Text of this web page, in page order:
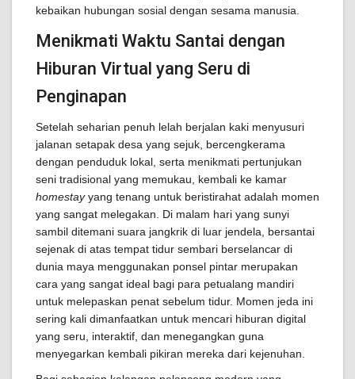
kebaikan hubungan sosial dengan sesama manusia.
Menikmati Waktu Santai dengan
Hiburan Virtual yang Seru di
Penginapan
Setelah seharian penuh lelah berjalan kaki menyusuri
jalanan setapak desa yang sejuk, bercengkerama
dengan penduduk lokal, serta menikmati pertunjukan
seni tradisional yang memukau, kembali ke kamar
homestayyang tenang untuk beristirahat adalah momen
yang sangat melegakan. Di malam hari yang sunyi
sambil ditemani suara jangkrik di luar jendela, bersantai
sejenak di atas tempat tidur sembari berselancar di
dunia maya menggunakan ponsel pintar merupakan
cara yang sangat ideal bagi para petualang mandiri
untuk melepaskan penat sebelum tidur. Momen jeda ini
sering kali dimanfaatkan untuk mencari hiburan digital
yang seru, interaktif, dan menegangkan guna
menyegarkan kembali pikiran mereka dari kejenuhan.